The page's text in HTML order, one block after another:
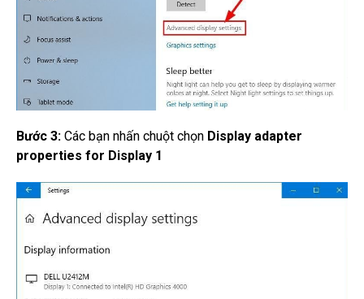
Bước 3: Các bạn nhấn chuột chọn Display adapter
properties for Display 1